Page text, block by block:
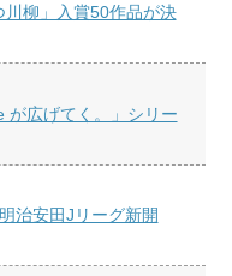
柳」入賞50作品が決
が広げてく。」シリー
治安田Jリーグ新開